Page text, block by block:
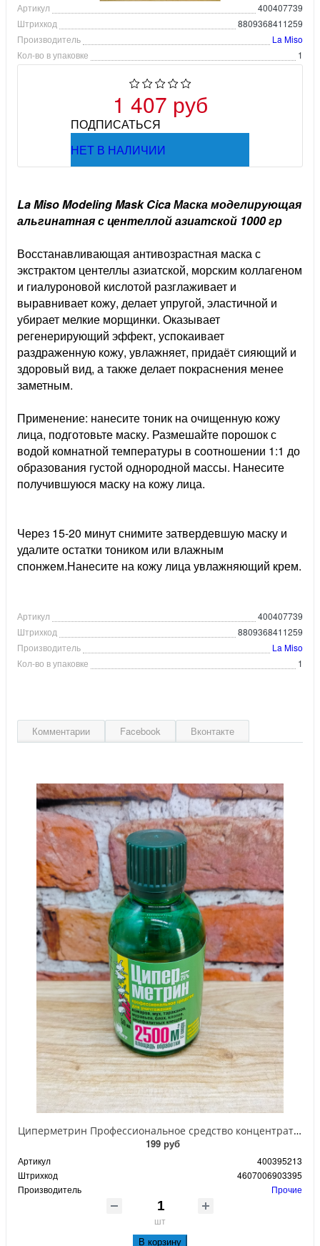
Артикул
400407739
Штрихкод
8809368411259
Производитель
La Miso
Кол-во в упаковке
1
1 407 руб
ПОДПИСАТЬСЯ
НЕТ В НАЛИЧИИ
La Miso Modeling Mask Cica Маска моделирующая
альгинатная с центеллой азиатской 1000 гр
Восстанавливающая антивозрастная маска с
экстрактом центеллы азиатской, морским коллагеном
и гиалуроновой кислотой разглаживает и
выравнивает кожу, делает упругой, эластичной и
убирает мелкие морщинки. Оказывает
регенерирующий эффект, успокаивает
раздраженную кожу, увлажняет, придаёт сияющий и
здоровый вид, а также делает покраснения менее
заметным.
Применение: нанесите тоник на очищенную кожу
лица, подготовьте маску. Размешайте порошок с
водой комнатной температуры в соотношении 1:1 до
образования густой однородной массы. Нанесите
получившуюся маску на кожу лица.
Через 15-20 минут снимите затвердевшую маску и
удалите остатки тоником или влажным
спонжем.Нанесите на кожу лица увлажняющий крем.
Артикул
400407739
Штрихкод
8809368411259
Производитель
La Miso
Кол-во в упаковке
1
Комментарии Facebook Вконтакте
Циперметрин Профессиональное средство концентрат эмульсии 25% для уничтожения тараканов, мух,комаров, блох, клопов, муравьев, ос 50 мл
199 руб
Артикул
400395213
Штрихкод
4607006903395
Производитель
Прочие
шт
В корзину